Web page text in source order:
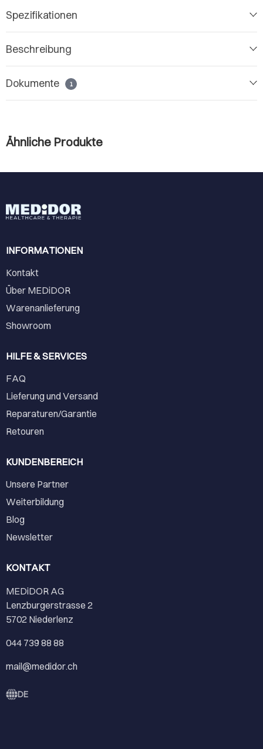
Spezifikationen
Beschreibung
Dokumente 1
Ähnliche Produkte
INFORMATIONEN
Kontakt
Über MEDiDOR
Warenanlieferung
Showroom
HILFE & SERVICES
FAQ
Lieferung und Versand
Reparaturen/Garantie
Retouren
KUNDENBEREICH
Unsere Partner
Weiterbildung
Blog
Newsletter
KONTAKT
MEDiDOR AG
Lenzburgerstrasse 2
5702 Niederlenz
044 739 88 88
mail@medidor.ch
DE